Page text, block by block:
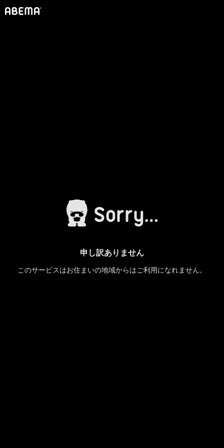
申し訳ありません
このサービスはお住まいの地域からはご利用になれません。